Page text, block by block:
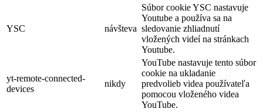
YSC návšteva
Súbor cookie YSC nastavuje
Youtube a používa sa na
sledovanie zhliadnutí
vložených videí na stránkach
Youtube.
yt-remote-connected-
devices
nikdy
YouTube nastavuje tento súbor
cookie na ukladanie
predvolieb videa používateľa
pomocou vloženého videa
YouTube.